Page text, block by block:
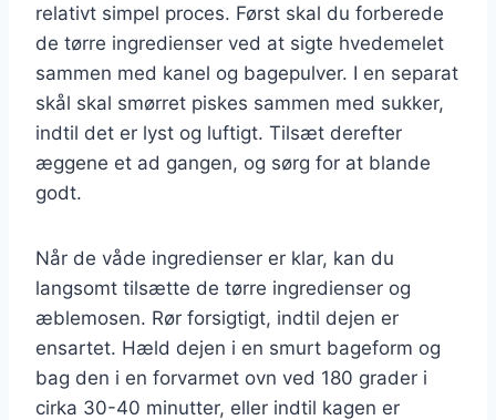
relativt simpel proces. Først skal du forberede
de tørre ingredienser ved at sigte hvedemelet
sammen med kanel og bagepulver. I en separat
skål skal smørret piskes sammen med sukker,
indtil det er lyst og luftigt. Tilsæt derefter
æggene et ad gangen, og sørg for at blande
godt.
Når de våde ingredienser er klar, kan du
langsomt tilsætte de tørre ingredienser og
æblemosen. Rør forsigtigt, indtil dejen er
ensartet. Hæld dejen i en smurt bageform og
bag den i en forvarmet ovn ved 180 grader i
cirka 30-40 minutter, eller indtil kagen er